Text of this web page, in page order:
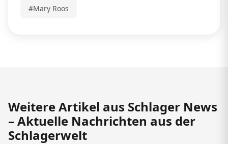
#Mary Roos
Weitere Artikel aus Schlager News
– Aktuelle Nachrichten aus der
Schlagerwelt